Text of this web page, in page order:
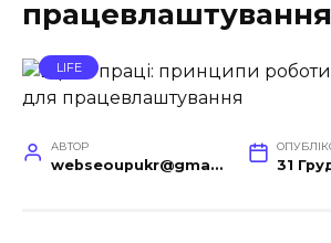
працевлаштування
LIFE
АВТОР
webseoupukr@gmail.com 31